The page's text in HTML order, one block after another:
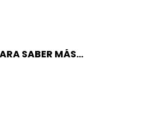
SABER MÁS...